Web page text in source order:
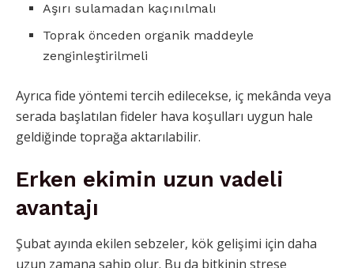
Aşırı sulamadan kaçınılmalı
Toprak önceden organik maddeyle
zenginleştirilmeli
Ayrıca fide yöntemi tercih edilecekse, iç mekânda veya
serada başlatılan fideler hava koşulları uygun hale
geldiğinde toprağa aktarılabilir.
Erken ekimin uzun vadeli
avantajı
Şubat ayında ekilen sebzeler, kök gelişimi için daha
uzun zamana sahip olur. Bu da bitkinin strese